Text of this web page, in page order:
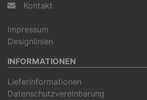
Kontakt
Impressum
Designlinien
INFORMATIONEN
Lieferinformationen
Datenschutzvereinbarung